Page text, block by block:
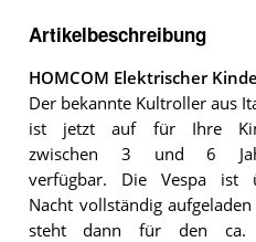
Artikelbeschreibung
HOMCOM Elektrischer
Der bekannte Kultroller aus
ist jetzt auf für Ihre
zwischen 3 und 6
verfügbar. Die Vespa ist
Nacht vollständig
steht dann für den ca.